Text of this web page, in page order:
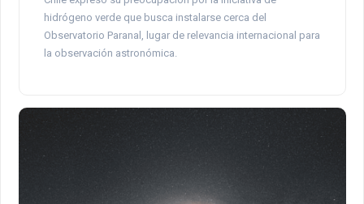
hidrógeno verde que busca instalarse cerca del
Observatorio Paranal, lugar de relevancia internacional para
la observación astronómica.